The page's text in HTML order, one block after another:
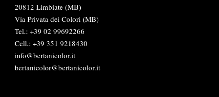
20812 Limbiate (MB)
Via Privata dei Colori (MB)
Tel.: +39 02 99692266
Cell.: +39 351 9218430
info@bertanicolor.it
bertanicolor@bertanicolor.it